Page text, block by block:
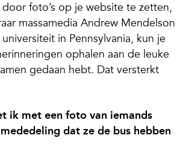
foto’s op je website te zetten,
massamedia Andrew Mendelson
in Pennsylvania, kun je
ophalen aan de leuke
gedaan hebt. Dat versterkt
ik met een foto van iemands
dat ze de bus hebben